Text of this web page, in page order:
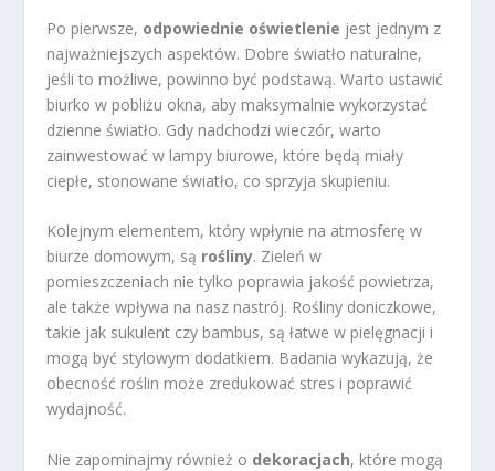
Po pierwsze, odpowiednie oświetlenie jest jednym z
najważniejszych aspektów. Dobre światło naturalne,
jeśli to możliwe, powinno być podstawą. Warto ustawić
biurko w pobliżu okna, aby maksymalnie wykorzystać
dzienne światło. Gdy nadchodzi wieczór, warto
zainwestować w lampy biurowe, które będą miały
ciepłe, stonowane światło, co sprzyja skupieniu.
Kolejnym elementem, który wpłynie na atmosferę w
biurze domowym, są rośliny. Zieleń w
pomieszczeniach nie tylko poprawia jakość powietrza,
ale także wpływa na nasz nastrój. Rośliny doniczkowe,
takie jak sukulent czy bambus, są łatwe w pielęgnacji i
mogą być stylowym dodatkiem. Badania wykazują, że
obecność roślin może zredukować stres i poprawić
wydajność.
Nie zapominajmy również o dekoracjach, które mogą